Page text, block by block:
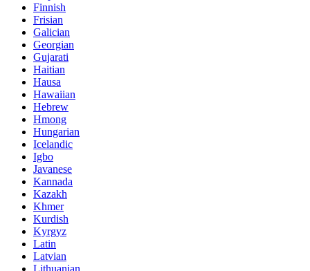
Finnish
Frisian
Galician
Georgian
Gujarati
Haitian
Hausa
Hawaiian
Hebrew
Hmong
Hungarian
Icelandic
Igbo
Javanese
Kannada
Kazakh
Khmer
Kurdish
Kyrgyz
Latin
Latvian
Lithuanian